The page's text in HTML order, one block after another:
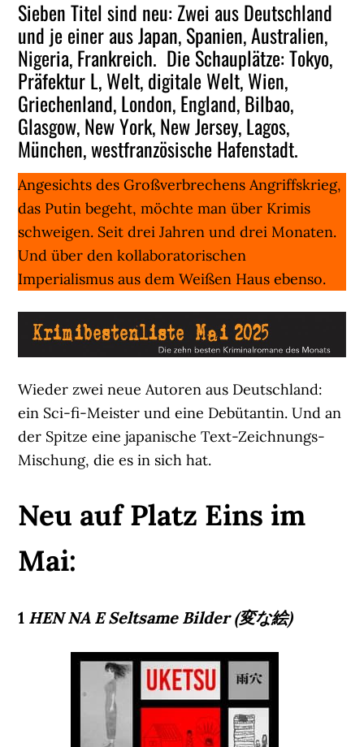
Sieben Titel sind neu: Zwei aus Deutschland
und je einer aus Japan, Spanien, Australien,
Nigeria, Frankreich. Die Schauplätze: Tokyo,
Präfektur L, Welt, digitale Welt, Wien,
Griechenland, London, England, Bilbao,
Glasgow, New York, New Jersey, Lagos,
München, westfranzösische Hafenstadt.
Angesichts des Großverbrechens Angriffskrieg,
das Putin begeht, möchte man über Krimis
schweigen. Seit drei Jahren und drei Monaten.
Und über den kollaboratorischen
Imperialismus aus dem Weißen Haus ebenso.
Wieder zwei neue Autoren aus Deutschland:
ein Sci-fi-Meister und eine Debütantin. Und an
der Spitze eine japanische Text-Zeichnungs-
Mischung, die es in sich hat.
Neu auf Platz Eins im
Mai:
1 HEN NA E Seltsame Bilder (変な絵)